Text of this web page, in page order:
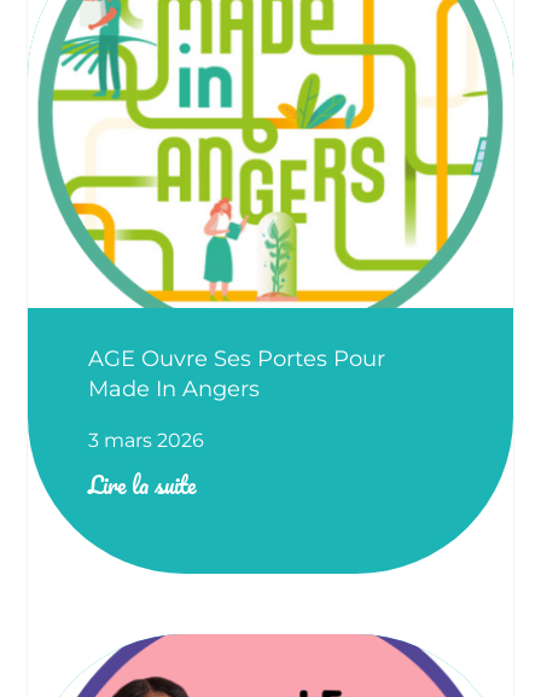
AGE Ouvre Ses Portes Pour
Made In Angers
3 mars 2026
Lire la suite